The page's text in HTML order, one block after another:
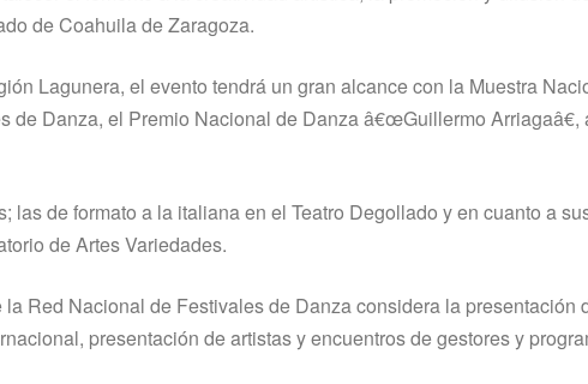
de Coahuila de Zaragoza.
Lagunera, el evento tendrá un gran alcance con la Muestra
Danza, el Premio Nacional de Danza â€œGuillermo Arriagaâ€,
las de formato a la italiana en el Teatro Degollado y en cuanto a
de Artes Variedades.
Red Nacional de Festivales de Danza considera la presentación
presentación de artistas y encuentros de gestores y